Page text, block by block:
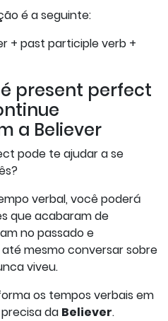
é a seguinte:
+ past participle verb +
present perfect
a Believer
pode te ajudar a se
verbal, você poderá
que acabaram de
no passado e
mesmo conversar sobre
viveu.
os tempos verbais em
da Believer.